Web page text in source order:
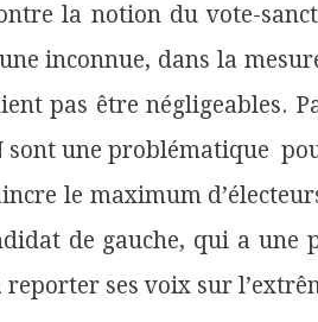
la notion du vote-
inconnue, dans la
pas être négligeables.
sont une problématique
le maximum
de gauche, qui a une
reporter ses voix sur